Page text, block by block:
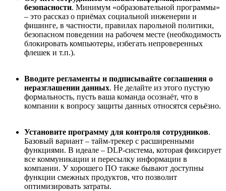
безопасности. Минимум «образовательной программы»
– это рассказ о приёмах социальной инженерии и
фишинге, в частности, правилах парольной политики,
безопасном поведении на рабочем месте (необходимость
блокировать компьютеры, избегать непроверенных
флешек и т.п.).
Вводите регламенты и подписывайте соглашения о
неразглашении данных. Не делайте из этого пустую
формальность, пусть ваша команда осознаёт, что в
компании к вопросу защиты данных относятся серьёзно.
Установите программу для контроля сотрудников.
Базовый вариант – тайм-трекер с расширенными
функциями. В идеале – DLP-система, которая фиксирует
все коммуникации и пересылку информации в
компании. У хорошего ПО также бывают доступны
функции смежных продуктов, что позволит
оптимизировать затраты.